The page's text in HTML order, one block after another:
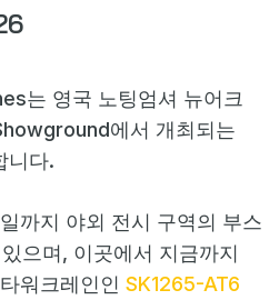
는 영국 노팅엄셔 뉴어크
에서 개최되는
니다.
까지 야외 전시 구역의 부스
으며, 이곳에서 지금까지
워크레인인 SK1265-AT6